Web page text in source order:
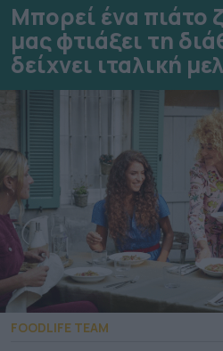
Μπορεί ένα πιάτο
μας φτιάξει τη
δείχνει ιταλική
FOODLIFE TEAM